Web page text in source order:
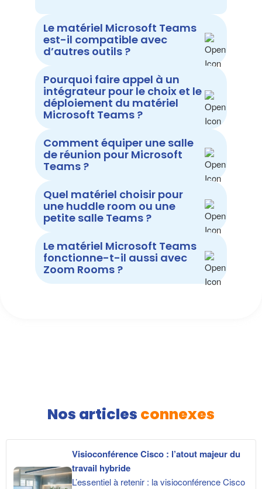
Le matériel Microsoft Teams
est-il compatible avec
d’autres outils ?
Pourquoi faire appel à un
intégrateur pour le choix et le
déploiement du matériel
Microsoft Teams ?
Comment équiper une salle
de réunion pour Microsoft
Teams ?
Quel matériel choisir pour
une huddle room ou une
petite salle Teams ?
Le matériel Microsoft Teams
fonctionne-t-il aussi avec
Zoom Rooms ?
Nos articles connexes
Visioconférence Cisco : l’atout majeur du
travail hybride
L’essentiel à retenir : la visioconférence Cisco